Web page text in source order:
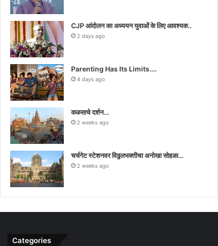
CJP आंदोलन का अध्ययन युवाओं के लिए आवश्यक..
2 days ago
Parenting Has Its Limits….
4 days ago
कळसाचे दर्शन…
2 weeks ago
चर्चगेट स्टेशनवर विठ्ठलभक्तीचा अनोखा सोहळा…
2 weeks ago
Categories